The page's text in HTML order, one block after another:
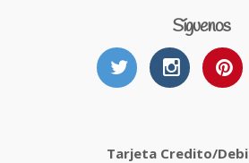
Síguenos
Tarjeta Credito/